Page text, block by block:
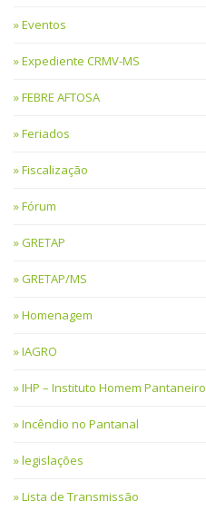
Eventos
Expediente CRMV-MS
FEBRE AFTOSA
Feriados
Fiscalização
Fórum
GRETAP
GRETAP/MS
Homenagem
IAGRO
IHP – Instituto Homem Pantaneiro
Incêndio no Pantanal
legislações
Lista de Transmissão